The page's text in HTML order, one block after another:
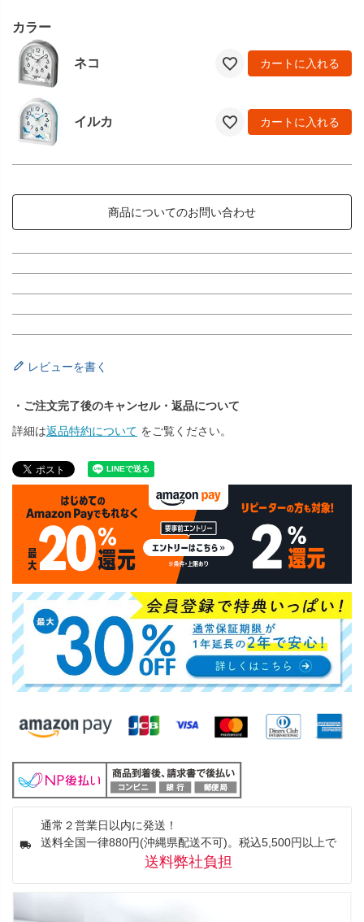
カラー
ネコ カートに入れる
イルカ カートに入れる
商品についてのお問い合わせ
レビューを書く
・ご注文完了後のキャンセル・返品について
詳細は返品特約について をご覧ください。
通常２営業日以内に発送！
送料全国一律880円(沖縄県配送不可)。税込5,500円以上で
送料弊社負担